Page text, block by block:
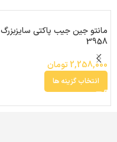
مانتو جین جیب پاکتی سایزبزرگ
3958
2,258,000تومان
انتخاب گزینه ها